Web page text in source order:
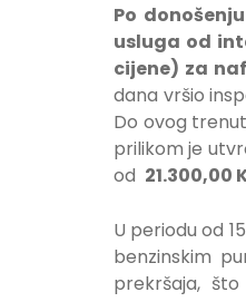
Po
usluga od
cijene) za
dana vršio
Do ovog
prilikom je
od 21.300,00
U periodu od
benzinskim
prekršaja, što